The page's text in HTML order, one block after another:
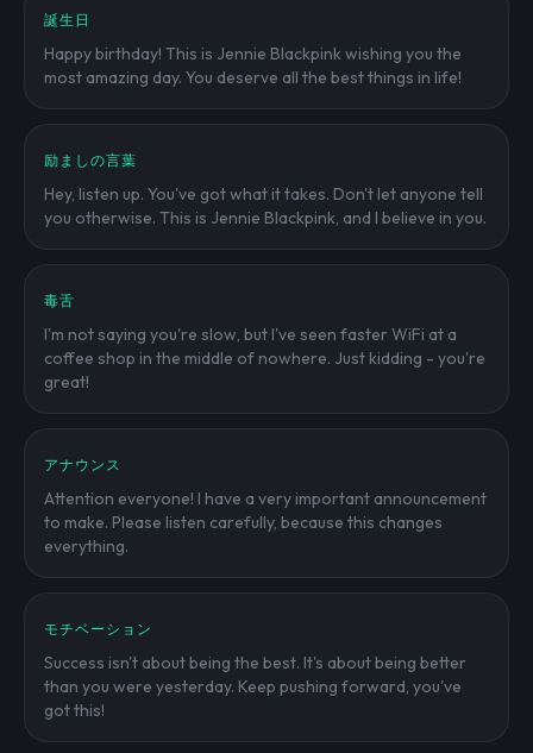
誕生日
Happy birthday! This is Jennie Blackpink wishing you the
most amazing day. You deserve all the best things in life!
励ましの言葉
Hey, listen up. You've got what it takes. Don't let anyone tell
you otherwise. This is Jennie Blackpink, and I believe in you.
毒舌
I'm not saying you're slow, but I've seen faster WiFi at a
coffee shop in the middle of nowhere. Just kidding - you're
great!
アナウンス
Attention everyone! I have a very important announcement
to make. Please listen carefully, because this changes
everything.
モチベーション
Success isn't about being the best. It's about being better
than you were yesterday. Keep pushing forward, you've
got this!